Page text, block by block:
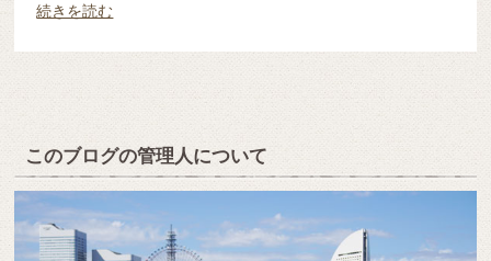
続きを読む
このブログの管理人について